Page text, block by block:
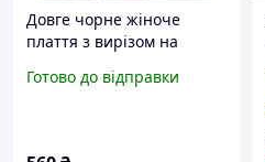
Довге чорне жіноче
плаття з вирізом на
Готово до відправки